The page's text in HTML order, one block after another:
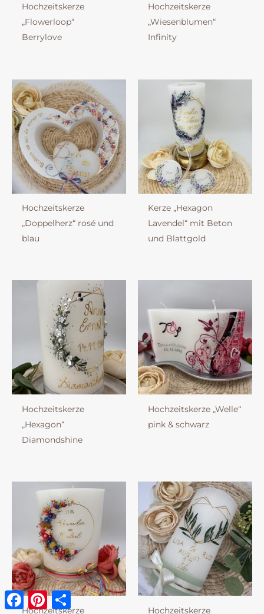
Hochzeitskerze
„Flowerloop“
Berrylove
Hochzeitskerze
„Wiesenblumen“
Infinity
Hochzeitskerze
„Doppelherz“ rosé und
blau
Kerze „Hexagon
Lavendel“ mit Beton
und Blattgold
Hochzeitskerze
„Hexagon“
Diamondshine
Hochzeitskerze „Welle“
pink & schwarz
Hochzeitskerze Hochzeitskerze
FacebookPinterest
Teilen